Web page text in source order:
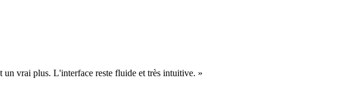
un vrai plus. L'interface reste fluide et très intuitive. »